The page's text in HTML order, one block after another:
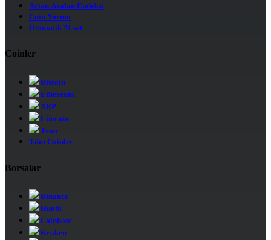
Artan Azalan Endeksi
Coin Yorum
Otomatik Al sat
Coinler
Bitcoin
Ethereum
XRP
Litecoin
Tron
Tüm Coinler
Borsalar
Binance
Huobi
Coinbase
Kraken